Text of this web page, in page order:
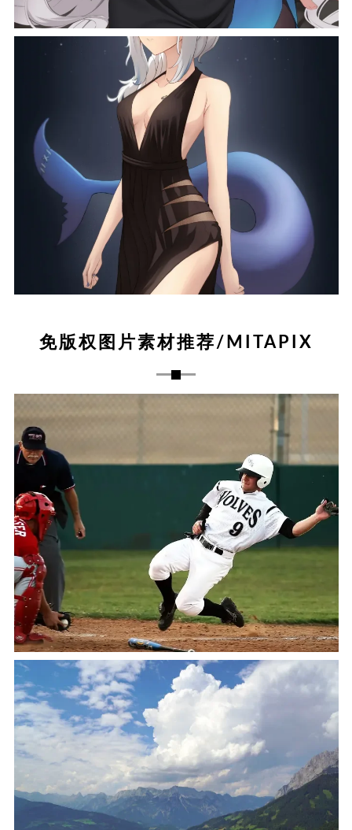
免版权图片素材推荐/MITAPIX